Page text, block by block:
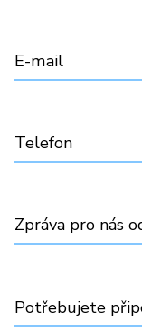
E-mail
Telefon
Zpráva pro nás
Potřebujete